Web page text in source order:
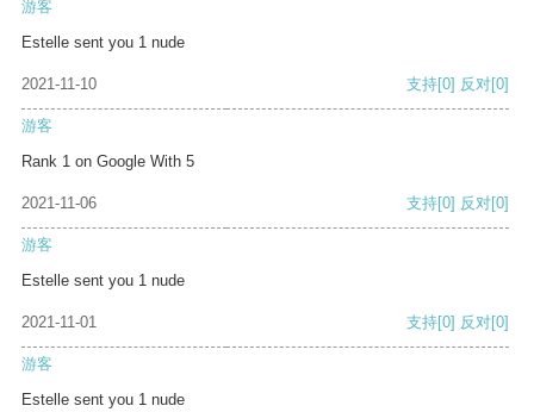
游客
Estelle sent you 1 nude
2021-11-10 支持[0] 反对[0]
游客
Rank 1 on Google With 5
2021-11-06 支持[0] 反对[0]
游客
Estelle sent you 1 nude
2021-11-01 支持[0] 反对[0]
游客
Estelle sent you 1 nude